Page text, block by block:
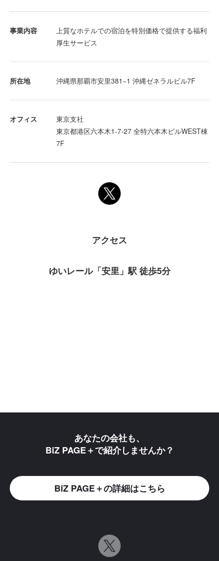
事業内容
上質なホテルでの宿泊を特別価格で提供する福利
厚生サービス
所在地 沖縄県那覇市安里381−1 沖縄ゼネラルビル7F
オフィス
東京支社
東京都港区六本木1-7-27 全特六本木ビルWEST棟
7F
アクセス
ゆいレール「安里」駅 徒歩5分
あなたの会社も、
BiZ PAGE＋で紹介しませんか？
BiZ PAGE＋の詳細はこちら